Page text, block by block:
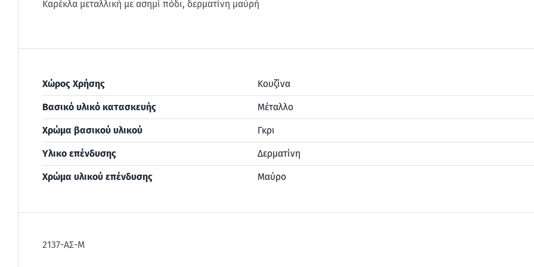
Καρέκλα μεταλλική με ασημί πόδι, δερματίνη μαύρή
Χώρος Χρήσης Κουζίνα
Βασικό υλικό κατασκευής Μέταλλο
Χρώμα βασικού υλικού Γκρι
Υλικο επένδυσης Δερματίνη
Χρώμα υλικού επένδυσης Μαύρο
2137-ΑΣ-Μ